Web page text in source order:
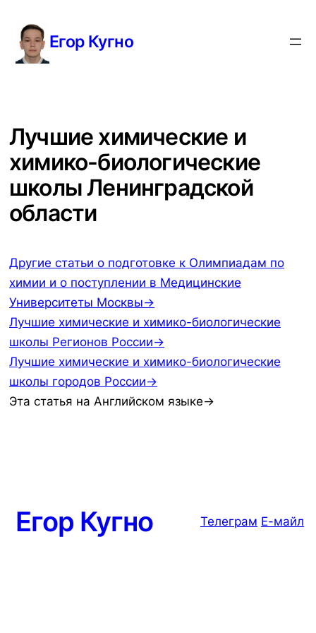
содержимому
Егор Кугно
Лучшие химические и
химико-биологические
школы Ленинградской
области
Другие статьи о подготовке к Олимпиадам по
химии и о поступлении в Медицинские
Университеты Москвы→
Лучшие химические и химико-биологические
школы Регионов России→
Лучшие химические и химико-биологические
школы городов России→
Эта статья на Английском языке→
Егор Кугно Телеграм Е-майл